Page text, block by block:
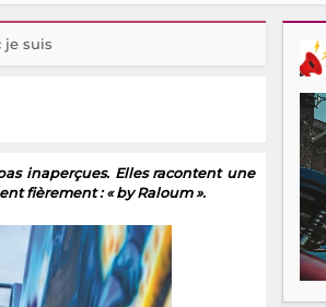
je suis
inaperçues. Elles racontent une
fièrement : « by Raloum ».